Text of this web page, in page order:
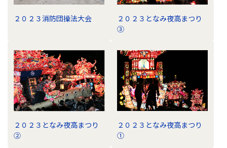
２０２３消防団操法大会
２０２３となみ夜高まつり
③
２０２３となみ夜高まつり
②
２０２３となみ夜高まつり
①